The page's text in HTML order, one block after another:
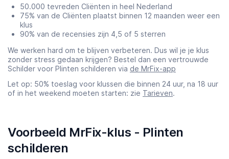
50.000 tevreden Cliënten in heel Nederland
75% van de Cliënten plaatst binnen 12 maanden weer een
klus
90% van de recensies zijn 4,5 of 5 sterren
We werken hard om te blijven verbeteren. Dus wil je je klus
zonder stress gedaan krijgen? Bestel dan een vertrouwde
Schilder voor Plinten schilderen via de MrFix-app
Let op: 50% toeslag voor klussen die binnen 24 uur, na 18 uur
of in het weekend moeten starten: zie Tarieven.
Voorbeeld MrFix-klus - Plinten
schilderen